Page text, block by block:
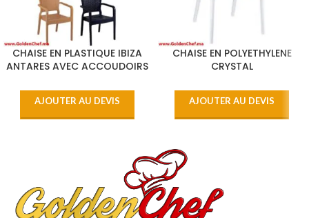
CHAISE EN PLASTIQUE IBIZA
ANTARES AVEC ACCOUDOIRS
AJOUTER AU DEVIS
CHAISE EN POLYETHYLENE
CRYSTAL
AJOUTER AU DEVIS